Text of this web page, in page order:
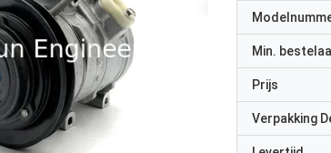
Min.
Prijs
Verpakking